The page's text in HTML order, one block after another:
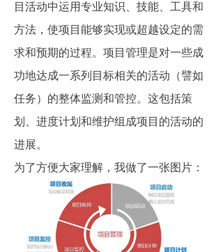
目活动中运用专业知识、技能、工具和
方法，使项目能够实现或超越设定的需
求和预期的过程。项目管理是对一些成
功地达成一系列目标相关的活动（譬如
任务）的整体监测和管控。这包括策
划、进度计划和维护组成项目的活动的
进展。
为了方便大家理解，我做了一张图片：